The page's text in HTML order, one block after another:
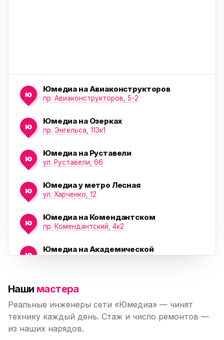
ю
Юмедиа на Авиаконструкторов
пр. Авиаконструкторов, 5-2
ю
Юмедиа на Озерках
пр. Энгельса, 113к1
ю
Юмедиа на Руставели
ул. Руставели, 66
ю
Юмедиа у метро Лесная
ул. Харченко, 12
ю
Юмедиа на Комендантском
пр. Комендантский, 4к2
ю
Юмедиа на Академической
ю Морская набережная, 35
ю
Юмедиа на Наставников
пр. Наставников 35
Наши мастера
Реальные инженеры сети «Юмедиа» — чинят
технику каждый день. Стаж и число ремонтов —
из наших нарядов.